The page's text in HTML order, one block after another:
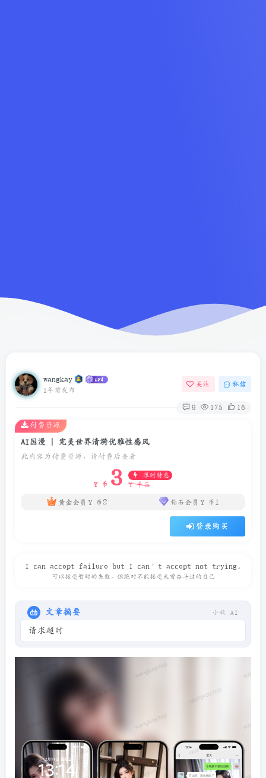
wangkay
1年前发布
关注 私信
9 175 16
AI国漫 | 完美世界清漪优雅性感风
此内容为付费资源，请付费后查看
Y 币 3 限时特惠
Y 币 5
黄金会员 Y 币2 钻石会员 Y 币 1
登录购买
付费资源
To do the useful thing, to say the courageous thing,
to contemplate the beautiful thing: that’s enough
做有用的事，说勇敢的话，想美好的事，一生足矣
文章摘要